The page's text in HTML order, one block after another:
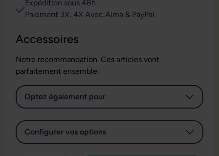
Expédition sous 48h
Paiement 3X, 4X Avec Alma & PayPal
Accessoires
Notre recommandation. Ces articles vont
parfaitement ensemble.
Optez également pour
Configurer vos options